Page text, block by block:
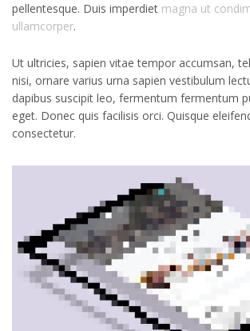
pellentesque. Duis imperdiet magna ut
ullamcorper.
Ut ultricies, sapien vitae tempor accumsan,
nisi, ornare varius urna sapien vestibulum
dapibus suscipit leo, fermentum fermentum
eget. Donec quis facilisis orci. Quisque
consectetur.